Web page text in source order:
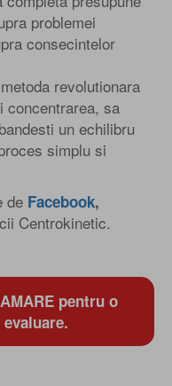
problemei
consecintelor
revolutionara
concentrarea, sa
un echilibru
simplu si
de Facebook,
Centrokinetic.
pentru o